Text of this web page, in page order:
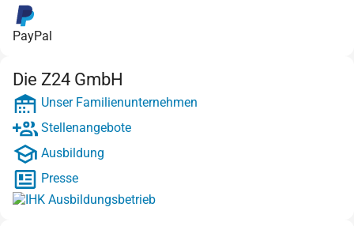
PayPal
Die Z24 GmbH
Unser Familienunternehmen
Stellenangebote
Ausbildung
Presse